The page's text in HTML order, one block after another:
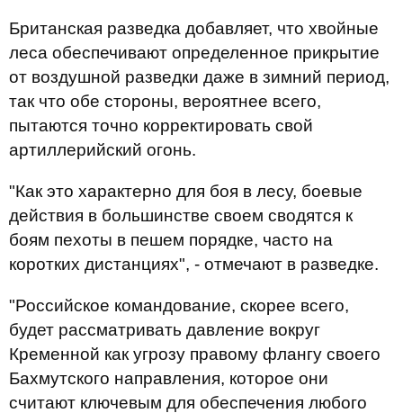
Британская разведка добавляет, что хвойные
леса обеспечивают определенное прикрытие
от воздушной разведки даже в зимний период,
так что обе стороны, вероятнее всего,
пытаются точно корректировать свой
артиллерийский огонь.
"Как это характерно для боя в лесу, боевые
действия в большинстве своем сводятся к
боям пехоты в пешем порядке, часто на
коротких дистанциях", - отмечают в разведке.
"Российское командование, скорее всего,
будет рассматривать давление вокруг
Кременной как угрозу правому флангу своего
Бахмутского направления, которое они
считают ключевым для обеспечения любого